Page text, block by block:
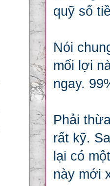
quỹ số
Nói
mối lợi
ngay.
Phải
rất kỹ.
lại có
này mới